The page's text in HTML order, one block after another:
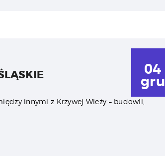
04
gru
innymi z Krzywej Wieży – budowli,